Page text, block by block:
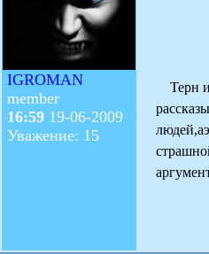
IGROMAN
member
16:59 19-06-2009
Уважение: 15
Терн